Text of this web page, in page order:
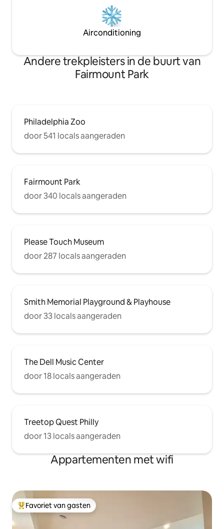
Airconditioning
Andere trekpleisters in de buurt van
Fairmount Park
Philadelphia Zoo
door 541 locals aangeraden
Fairmount Park
door 340 locals aangeraden
Please Touch Museum
door 287 locals aangeraden
Smith Memorial Playground & Playhouse
door 33 locals aangeraden
The Dell Music Center
door 18 locals aangeraden
Treetop Quest Philly
door 13 locals aangeraden
Appartementen met wifi
Topfavoriet van gasten
Favoriet van gasten